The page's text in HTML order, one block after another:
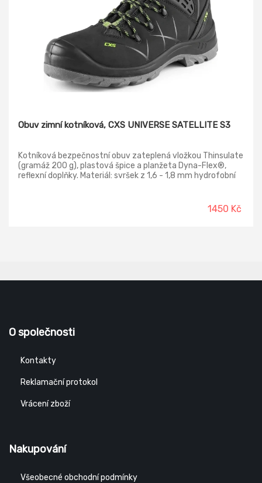
Obuv zimní kotníková, CXS UNIVERSE SATELLITE S3
Kotníková bezpečnostní obuv zateplená vložkou Thinsulate
(gramáž 200 g), plastová špice a planžeta Dyna-Flex®,
reflexní doplňky. Materiál: svršek z 1,6 - 1,8 mm hydrofobní
oděru odolné textilie, podešev: PU-PU olejivzdorná,1450 Kč
O společnosti
Kontakty
Reklamační protokol
Vrácení zboží
Nakupování
Všeobecné obchodní podmínky